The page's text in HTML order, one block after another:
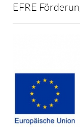
EFRE